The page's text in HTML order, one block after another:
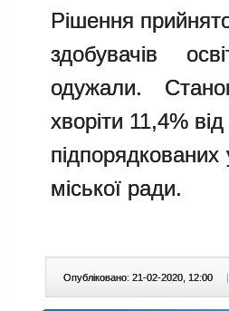
Рішення
здобувачів
одужали.
хворіти 11,4%
підпорядкованих
міської ради.
Опубліковано: 21-02-2020, 12:00 |